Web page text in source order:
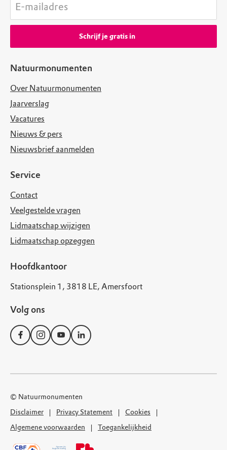
Natuurmonumenten
Over Natuurmonumenten
Jaarverslag
Vacatures
Nieuws & pers
Nieuwsbrief aanmelden
Service
Contact
Veelgestelde vragen
Lidmaatschap wijzigen
Lidmaatschap opzeggen
Hoofdkantoor
Stationsplein 1, 3818 LE, Amersfoort
Volg ons
E-mailadres
Schrijf je gratis in
© Natuurmonumenten
Disclaimer
Privacy Statement
Cookies
Algemene voorwaarden
Toegankelijkheid